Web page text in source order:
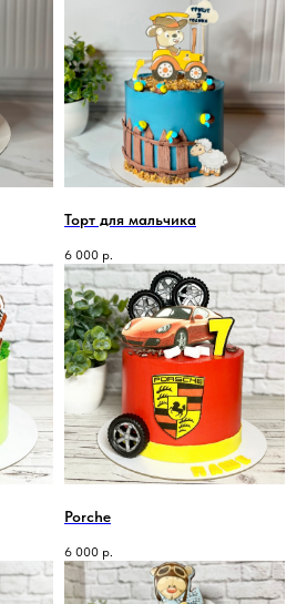
Торт для мальчика
6 000 р.
Porche
6 000 р.